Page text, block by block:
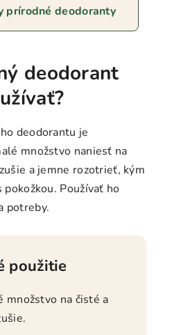
prírodné deodoranty
deodorant
deodorantu je
množstvo naniesť na
a jemne rozotrieť, kým
Používať ho
potreby.
použitie
množstvo na čisté a